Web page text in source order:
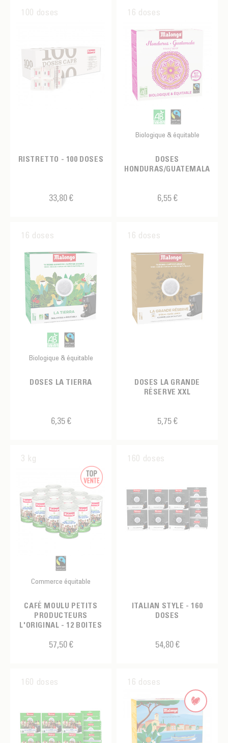
100 doses
RISTRETTO - 100 DOSES
33,80 €
16 doses
Biologique & équitable
DOSES
HONDURAS/GUATEMALA
6,55 €
16 doses
Biologique & équitable
DOSES LA TIERRA
6,35 €
16 doses
DOSES LA GRANDE
RÉSERVE XXL
5,75 €
3 kg
Commerce équitable
CAFÉ MOULU PETITS
PRODUCTEURS
L'ORIGINAL - 12 BOITES
57,50 €
160 doses
ITALIAN STYLE - 160
DOSES
54,80 €
160 doses 16 doses